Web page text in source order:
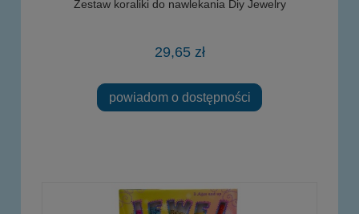
Zestaw koraliki do nawlekania Diy Jewelry
29,65 zł
powiadom o dostępności